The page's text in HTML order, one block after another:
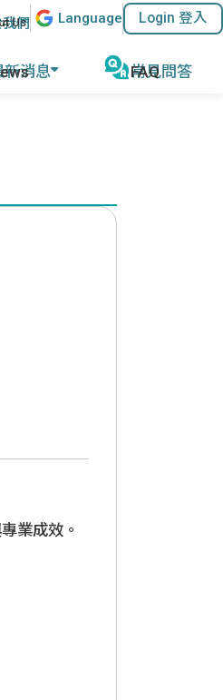
們 Language Login 登入
新消息 常見問答
業成效。